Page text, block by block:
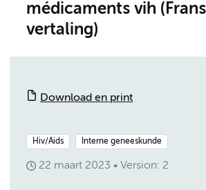
médicaments vih
vertaling)
Download en print
Hiv/Aids Interne geneeskunde
22 maart 2023 Version: 2